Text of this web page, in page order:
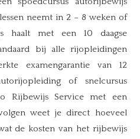
neemt in 2 – 8 weken of
haalt met een 10 daagse
bij alle rijopleidingen
examengarantie van 12
of snelcursus
Rijbewijs Service met een
weet je direct hoeveel
de kosten van het rijbewijs